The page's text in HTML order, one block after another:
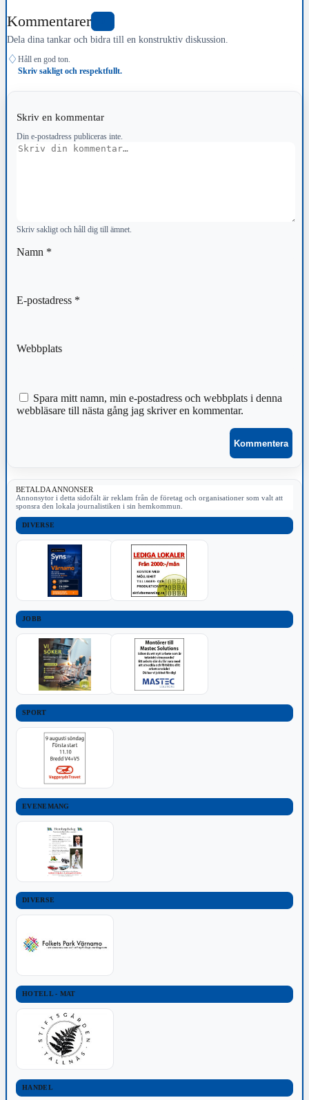
Kommentarer
Dela dina tankar och bidra till en konstruktiv diskussion.
♢ Håll en god ton.
Skriv sakligt och respektfullt.
Skriv en kommentar
Din e-postadress publiceras inte.
Kommentar
Skriv sakligt och håll dig till ämnet.
Namn *
E-postadress *
Webbplats
Spara mitt namn, min e-postadress och webbplats i denna
webbläsare till nästa gång jag skriver en kommentar.
BETALDA ANNONSER
Annonsytor i detta sidofält är reklam från de företag och organisationer som valt att
sponsra den lokala journalistiken i sin hemkommun.
DIVERSE
JOBB
SPORT
EVENEMANG
DIVERSE
HOTELL - MAT
HANDEL